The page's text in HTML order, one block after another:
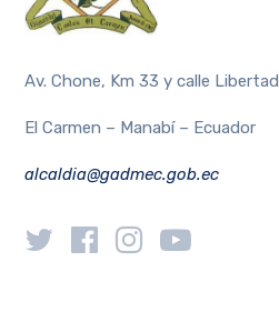
Av. Chone, Km 33 y calle Libertad
El Carmen – Manabí – Ecuador
alcaldia@gadmec.gob.ec